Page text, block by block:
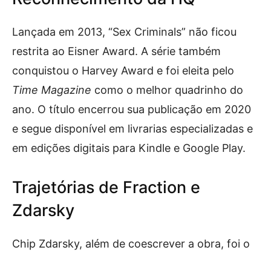
Lançada em 2013, “Sex Criminals” não ficou
restrita ao Eisner Award. A série também
conquistou o Harvey Award e foi eleita pelo
Time Magazine como o melhor quadrinho do
ano. O título encerrou sua publicação em 2020
e segue disponível em livrarias especializadas e
em edições digitais para Kindle e Google Play.
Trajetórias de Fraction e
Zdarsky
Chip Zdarsky, além de coescrever a obra, foi o